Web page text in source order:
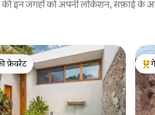
इन जगहों को अपनी लोकेशन, सफ़ाई के
फ़ेवरेट
फ़ेवरेट